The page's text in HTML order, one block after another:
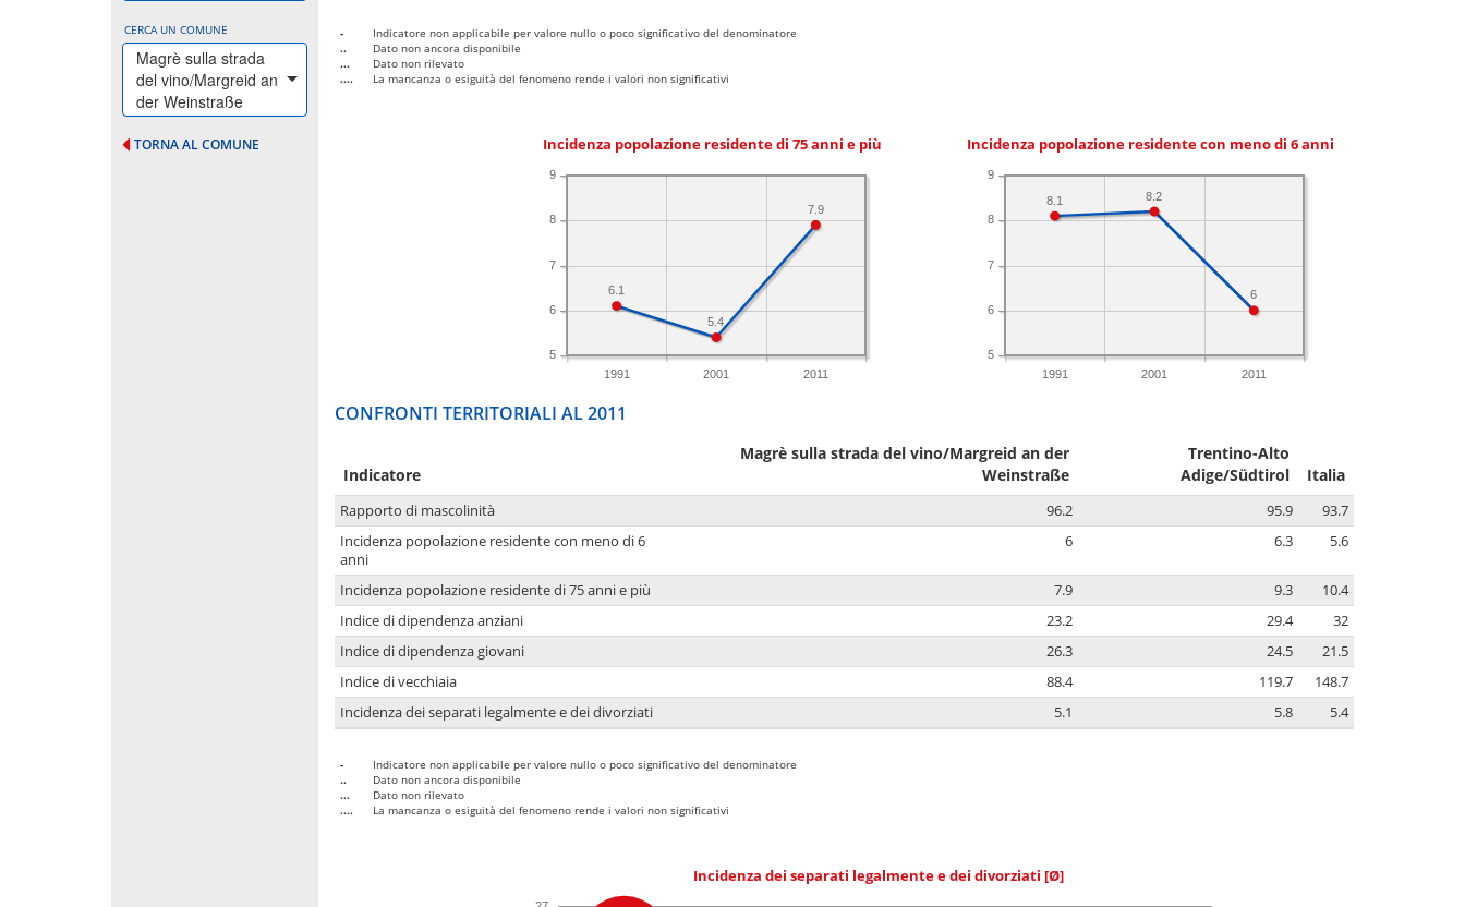
CERCA UN COMUNE
Magrè sulla strada
del vino/Margreid an
der Weinstraße
TORNA AL COMUNE
-
Indicatore non applicabile per valore nullo o poco significativo del denominatore
..
Dato non ancora disponibile
...
Dato non rilevato
....
La mancanza o esiguità del fenomeno rende i valori non significativi
Incidenza popolazione residente di 75 anni e più
1991 2001 2011
5
6
7
8
9
7.9
5.4
6.1
Incidenza popolazione residente con meno di 6 anni
1991 2001 2011
5
6
7
8
9
6
8.2
8.1
CONFRONTI TERRITORIALI AL 2011
Indicatore
Magrè sulla strada del vino/Margreid an der
Weinstraße
Trentino-Alto
Adige/Südtirol
Italia
Rapporto di mascolinità 96.2 95.9
93.7
Incidenza popolazione residente con meno di 6
anni
6 6.3 5.6
Incidenza popolazione residente di 75 anni e più 7.9 9.3
10.4
Indice di dipendenza anziani
23.2 29.4
32
Indice di dipendenza giovani
26.3 24.5
21.5
Indice di vecchiaia
88.4 119.7
148.7
Incidenza dei separati legalmente e dei divorziati
5.1 5.8 5.4
-
Indicatore non applicabile per valore nullo o poco significativo del denominatore
..
Dato non ancora disponibile
...
Dato non rilevato
....
La mancanza o esiguità del fenomeno rende i valori non significativi
Incidenza dei separati legalmente e dei divorziati [Ø]